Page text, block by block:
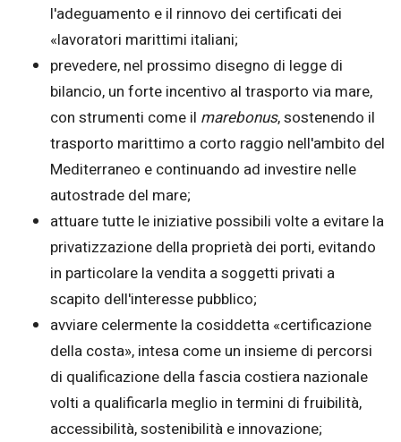
l'adeguamento e il rinnovo dei certificati dei
«lavoratori marittimi italiani;
prevedere, nel prossimo disegno di legge di
bilancio, un forte incentivo al trasporto via mare,
con strumenti come il marebonus, sostenendo il
trasporto marittimo a corto raggio nell'ambito del
Mediterraneo e continuando ad investire nelle
autostrade del mare;
attuare tutte le iniziative possibili volte a evitare la
privatizzazione della proprietà dei porti, evitando
in particolare la vendita a soggetti privati a
scapito dell'interesse pubblico;
avviare celermente la cosiddetta «certificazione
della costa», intesa come un insieme di percorsi
di qualificazione della fascia costiera nazionale
volti a qualificarla meglio in termini di fruibilità,
accessibilità, sostenibilità e innovazione;